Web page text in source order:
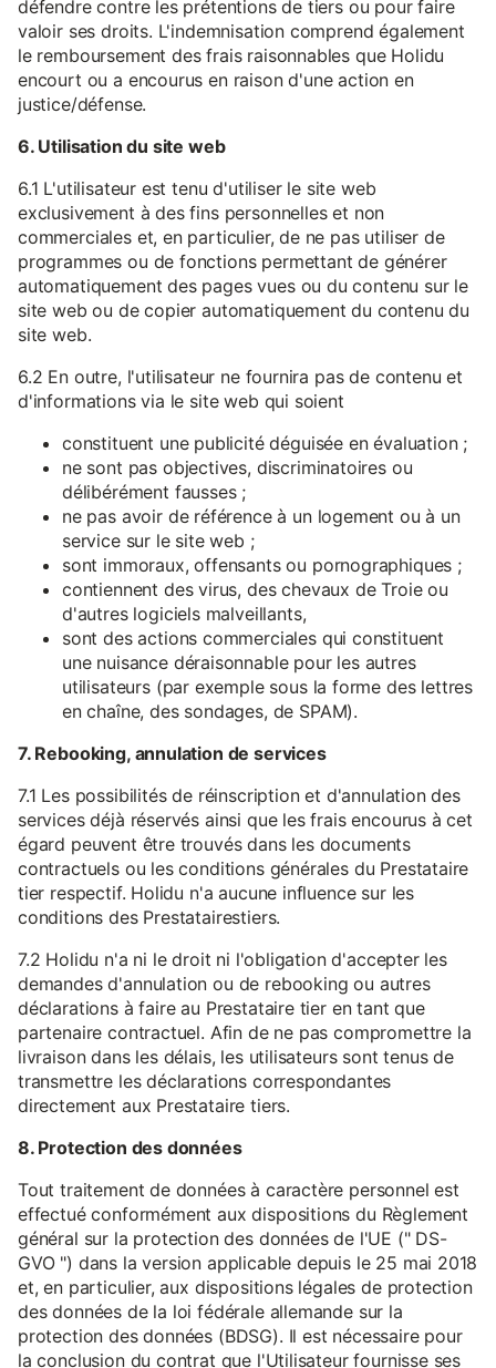
défendre contre les prétentions de tiers ou pour faire
valoir ses droits. L'indemnisation comprend également
le remboursement des frais raisonnables que Holidu
encourt ou a encourus en raison d'une action en
justice/défense.
6. Utilisation du site web
6.1 L'utilisateur est tenu d'utiliser le site web
exclusivement à des fins personnelles et non
commerciales et, en particulier, de ne pas utiliser de
programmes ou de fonctions permettant de générer
automatiquement des pages vues ou du contenu sur le
site web ou de copier automatiquement du contenu du
site web.
6.2 En outre, l'utilisateur ne fournira pas de contenu et
d'informations via le site web qui soient
constituent une publicité déguisée en évaluation ;
ne sont pas objectives, discriminatoires ou
délibérément fausses ;
ne pas avoir de référence à un logement ou à un
service sur le site web ;
sont immoraux, offensants ou pornographiques ;
contiennent des virus, des chevaux de Troie ou
d'autres logiciels malveillants,
sont des actions commerciales qui constituent
une nuisance déraisonnable pour les autres
utilisateurs (par exemple sous la forme des lettres
en chaîne, des sondages, de SPAM).
7. Rebooking, annulation de services
7.1 Les possibilités de réinscription et d'annulation des
services déjà réservés ainsi que les frais encourus à cet
égard peuvent être trouvés dans les documents
contractuels ou les conditions générales du Prestataire
tier respectif. Holidu n'a aucune influence sur les
conditions des Prestatairestiers.
7.2 Holidu n'a ni le droit ni l'obligation d'accepter les
demandes d'annulation ou de rebooking ou autres
déclarations à faire au Prestataire tier en tant que
partenaire contractuel. Afin de ne pas compromettre la
livraison dans les délais, les utilisateurs sont tenus de
transmettre les déclarations correspondantes
directement aux Prestataire tiers.
8. Protection des données
Tout traitement de données à caractère personnel est
effectué conformément aux dispositions du Règlement
général sur la protection des données de l'UE (" DS-
GVO ") dans la version applicable depuis le 25 mai 2018
et, en particulier, aux dispositions légales de protection
des données de la loi fédérale allemande sur la
protection des données (BDSG). Il est nécessaire pour
la conclusion du contrat que l'Utilisateur fournisse ses